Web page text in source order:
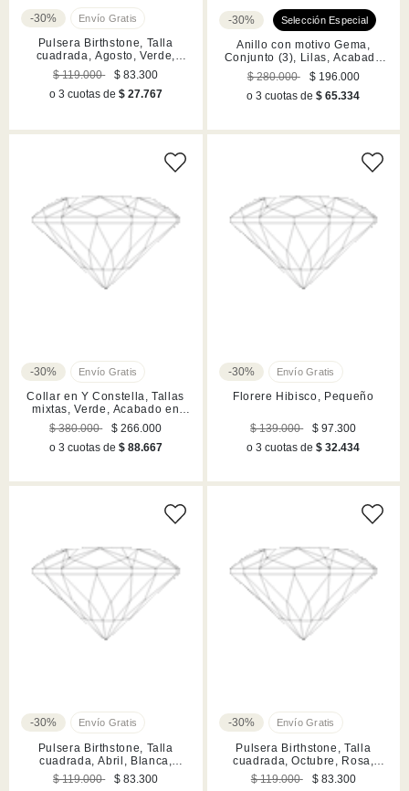
-30%
Pulsera Birthstone, Talla
cuadrada, Agosto, Verde,
Acabado en rodio
$ 119.000
$ 83.300
o 3 cuotas de $ 27.767
-30%
Anillo con motivo Gema,
Conjunto (3), Lilas, Acabado
en tono oro
$ 280.000
$ 196.000
o 3 cuotas de$ 65.334
-30%
Collar en Y Constella, Tallas
mixtas, Verde, Acabado en
tono oro
$ 380.000
$ 266.000
o 3 cuotas de $ 88.667
-30%
Florere Hibisco, Pequeño
$ 139.000
$ 97.300
o 3 cuotas de$ 32.434
-30%
Pulsera Birthstone, Talla
cuadrada, Abril, Blanca,
Acabado en rodio
$ 119.000
$ 83.300
-30%
Pulsera Birthstone, Talla
cuadrada, Octubre, Rosa,
Acabado en rodio
$ 119.000
$ 83.300